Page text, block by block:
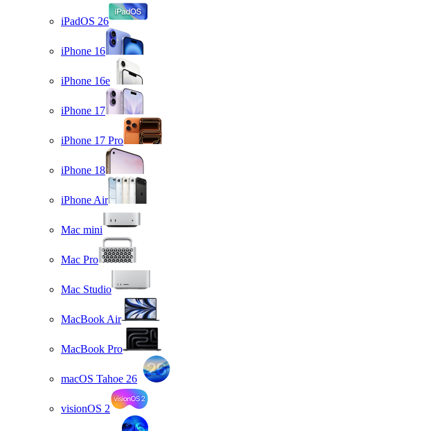
iPadOS 26
iPhone 16
iPhone 16e
iPhone 17
iPhone 17 Pro
iPhone 18
iPhone Air
Mac mini
Mac Pro
Mac Studio
MacBook Air
MacBook Pro
macOS Tahoe 26
visionOS 2